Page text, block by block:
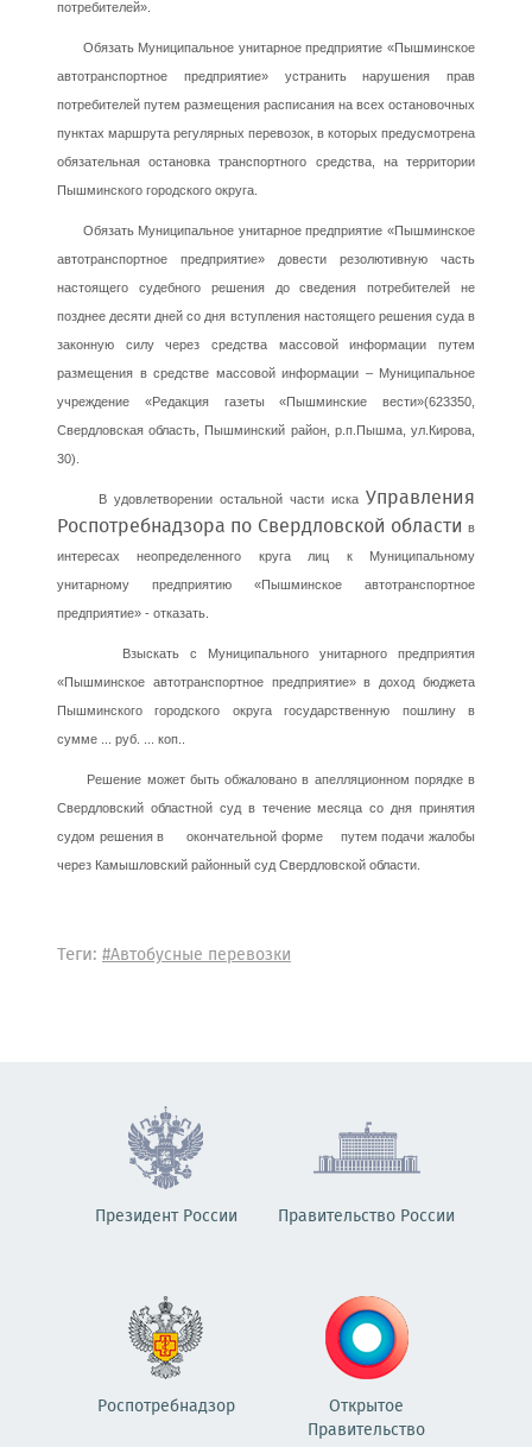
потребителей».
Обязать Муниципальное унитарное предприятие «Пышминское
автотранспортное предприятие» устранить нарушения прав
потребителей путем размещения расписания на всех остановочных
пунктах маршрута регулярных перевозок, в которых предусмотрена
обязательная остановка транспортного средства, на территории
Пышминского городского округа.
Обязать Муниципальное унитарное предприятие «Пышминское
автотранспортное предприятие» довести резолютивную часть
настоящего судебного решения до сведения потребителей не
позднее десяти дней со дня вступления настоящего решения суда в
законную силу через средства массовой информации путем
размещения в средстве массовой информации – Муниципальное
учреждение «Редакция газеты «Пышминские вести»(623350,
Свердловская область, Пышминский район, р.п.Пышма, ул.Кирова,
30).
В удовлетворении остальной части иска Управления
Роспотребнадзора по Свердловской области в
интересах неопределенного круга лиц к Муниципальному
унитарному предприятию «Пышминское автотранспортное
предприятие» - отказать.
Взыскать с Муниципального унитарного предприятия
«Пышминское автотранспортное предприятие» в доход бюджета
Пышминского городского округа государственную пошлину в
сумме ... руб. ... коп..
Решение может быть обжаловано в апелляционном порядке в
Свердловский областной суд в течение месяца со дня принятия
судом решения в окончательной форме путем подачи жалобы
через Камышловский районный суд Свердловской области.
Теги: #Автобусные перевозки
Президент России Правительство России
Роспотребнадзор
Открытое
Правительство